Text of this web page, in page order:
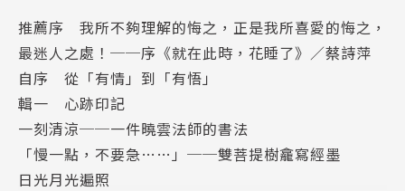
蘇東坡詩句「只恐夜深花睡去」，説的正是：人，如何
詩意地在這個世界活得更有滋味、興味、品味；其中的
關鍵在於心中有情、開放知覺，使自己受限的身心打破
邊界，在一個專注甚深的時刻，又突然不刻意著力了，
自然而然，世界就開啟更多的可能，不受纏縛。——許
悔之
推薦序 我所不夠理解的悔之，正是我所喜愛的悔之，
最迷人之處！──序《就在此時，花睡了》／蔡詩萍
自序 從「有情」到「有悟」
輯一 心跡印記
一刻清涼──一件曉雲法師的書法
「慢一點，不要急……」──雙菩提樹龕寫經墨
日光月光遍照